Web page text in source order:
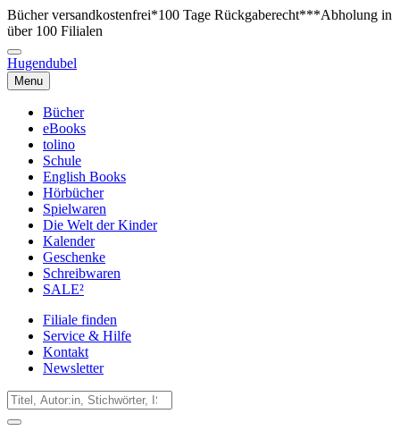
Bücher versandkostenfrei*100 Tage Rückgaberecht***Abholung in
über 100 Filialen
Hugendubel
Menu
Bücher
eBooks
tolino
Schule
English Books
Hörbücher
Spielwaren
Die Welt der Kinder
Kalender
Geschenke
Schreibwaren
SALE²
Filiale finden
Service & Hilfe
Kontakt
Newsletter